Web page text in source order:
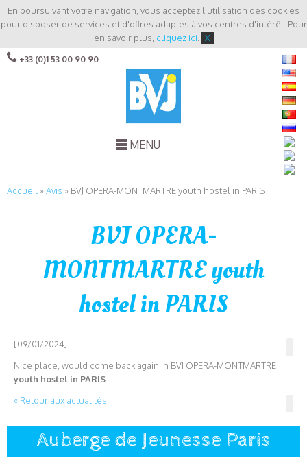
En poursuivant votre navigation, vous acceptez l'utilisation des cookies
pour disposer de services et d'offres adaptés à vos centres d'intérêt. Pour
en savoir plus, cliquez ici X
+33 (0)1 53 00 90 90
MENU
Accueil »Avis » BVJ OPERA-MONTMARTRE youth hostel in PARIS
BVJ OPERA-
MONTMARTRE youth
hostel in PARIS
[09/01/2024]
Nice place, would come back again in BVJ OPERA-MONTMARTRE
youth hostel in PARIS.
« Retour aux actualités
Auberge de Jeunesse Paris